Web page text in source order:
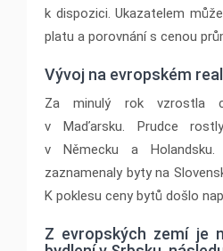
k dispozici. Ukazatelem
platu a porovnání s cenou
Vývoj na evropském
Za minulý rok vzrostla
v Maďarsku. Prudce
v Německu a
zaznamenaly byty na
K poklesu ceny bytů došlo
Z evropských zemí je